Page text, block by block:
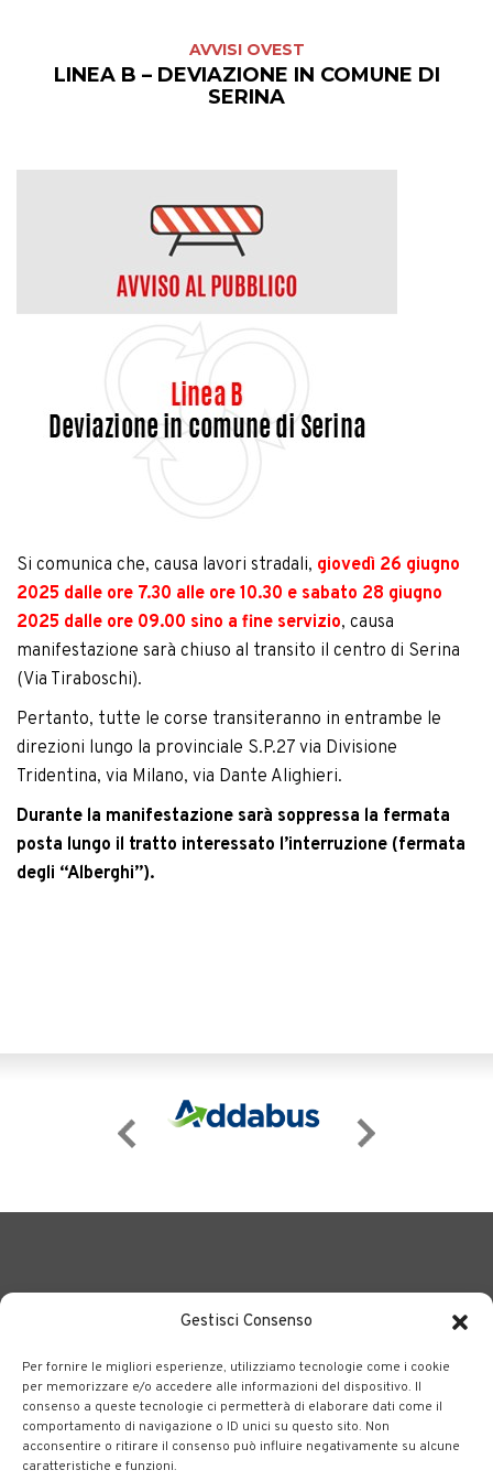
Gestisci Consenso
Per fornire le migliori esperienze, utilizziamo tecnologie come i cookie
per memorizzare e/o accedere alle informazioni del dispositivo. Il
consenso a queste tecnologie ci permetterà di elaborare dati come il
comportamento di navigazione o ID unici su questo sito. Non
acconsentire o ritirare il consenso può influire negativamente su alcune
caratteristiche e funzioni.
AVVISI OVEST
LINEA B – DEVIAZIONE IN COMUNE DI
SERINA
Si comunica che, causa lavori stradali, giovedì 26 giugno
2025 dalle ore 7.30 alle ore 10.30 e sabato 28 giugno
2025 dalle ore 09.00 sino a fine servizio, causa
manifestazione sarà chiuso al transito il centro di Serina
(Via Tiraboschi).
Pertanto, tutte le corse transiteranno in entrambe le
direzioni lungo la provinciale S.P.27 via Divisione
Tridentina, via Milano, via Dante Alighieri.
Durante la manifestazione sarà soppressa la fermata
posta lungo il tratto interessato l’interruzione (fermata
degli “Alberghi”).
BERGAMO TRASPORTI portale delle tre società Consortili
dedite al trasporto pubblico locale su tutto il territorio
bergamasco.